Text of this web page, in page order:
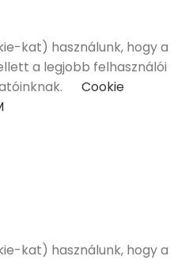
kat) használunk, hogy a
a legjobb felhasználói
Cookie
kat) használunk, hogy a